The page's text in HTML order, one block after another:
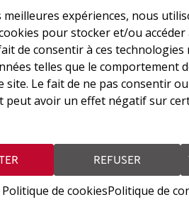
expériences, nous
pour stocker et/ou
de consentir à ces
telles que le comportement
site. Le fait de ne pas consentir
peut avoir un effet négatif sur
REFUSER
Politique de cookiesPolitique de
intéresser